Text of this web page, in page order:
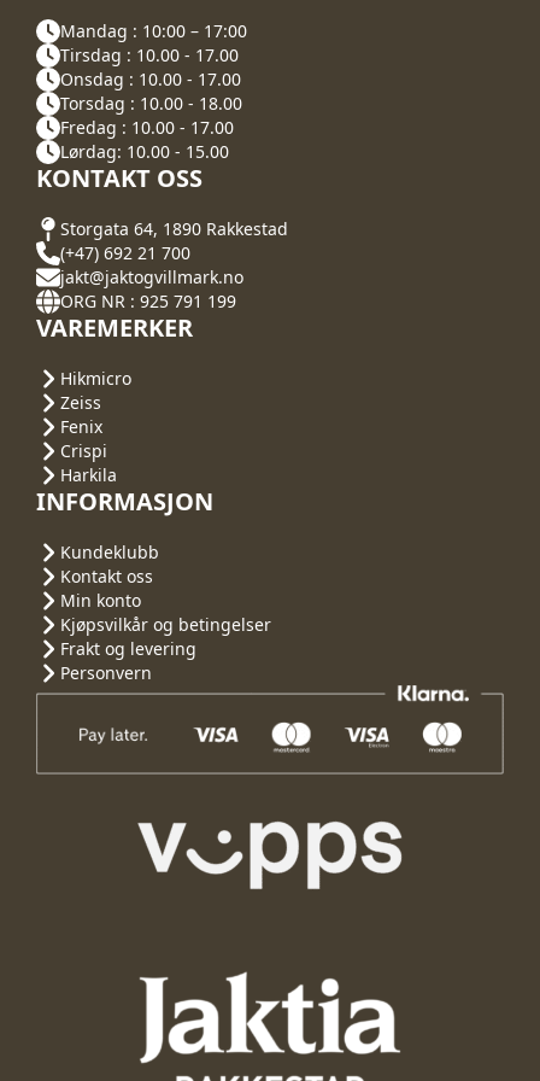
Mandag : 10:00 – 17:00
Tirsdag : 10.00 - 17.00
Onsdag : 10.00 - 17.00
Torsdag : 10.00 - 18.00
Fredag : 10.00 - 17.00
Lørdag: 10.00 - 15.00
KONTAKT OSS
Storgata 64, 1890 Rakkestad
(+47) 692 21 700
jakt@jaktogvillmark.no
ORG NR : 925 791 199
VAREMERKER
Hikmicro
Zeiss
Fenix
Crispi
Harkila
INFORMASJON
Kundeklubb
Kontakt oss
Min konto
Kjøpsvilkår og betingelser
Frakt og levering
Personvern